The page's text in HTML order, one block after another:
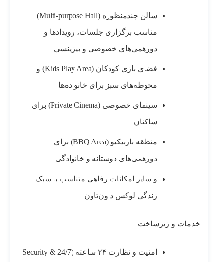
سالن چندمنظوره (Multi-purpose Hall)
مناسب برگزاری جلسات، رویدادها و
دورهمی‌های خصوصی و بیزینسی
فضای بازی کودکان (Kids Play Area) و
محوطه‌های سبز برای خانواده‌ها
سینمای خصوصی (Private Cinema) برای
ساکنان
منطقه باربیکیو (BBQ Area) برای
دورهمی‌های دوستانه و خانوادگی
و سایر امکانات رفاهی متناسب با سبک
زندگی لوکس داون‌تاون
خدمات و زیرساخت
امنیت و نظارت ۲۴ ساعته (24/7 Security &